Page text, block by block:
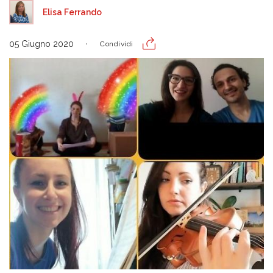
Elisa Ferrando
05 Giugno 2020 Condividi